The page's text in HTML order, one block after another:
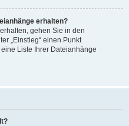
erhalten?
gehen Sie in den
„Einstieg“ einen Punkt
Liste Ihrer Dateianhänge